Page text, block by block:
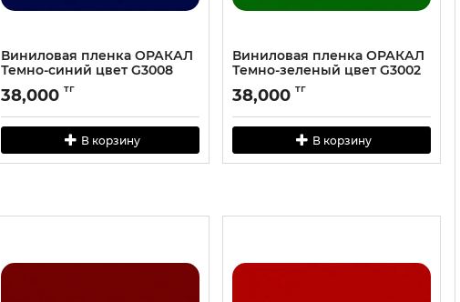
Виниловая пленка ОРАКАЛ
Темно-cиний цвет G3008
38,000 тг
В корзину
Виниловая пленка ОРАКАЛ
Темно-зеленый цвет G3002
38,000 тг
В корзину